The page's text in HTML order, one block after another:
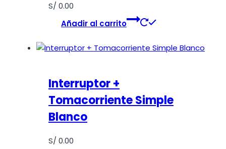
S/ 0.00
Añadir al carrito
Interruptor +
Tomacorriente Simple
Blanco
S/0.00